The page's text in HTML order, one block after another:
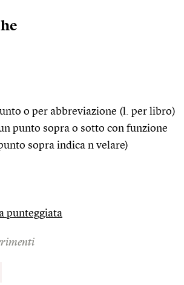
o per abbreviazione (l. per libro)
punto sopra o sotto con funzione
sopra indica n velare)
punteggiata